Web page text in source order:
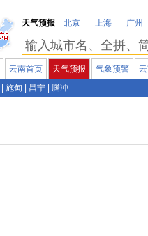
天气预报
北京 上海 广州
云南首页 天气预报 气象预警
施甸 昌宁 腾冲